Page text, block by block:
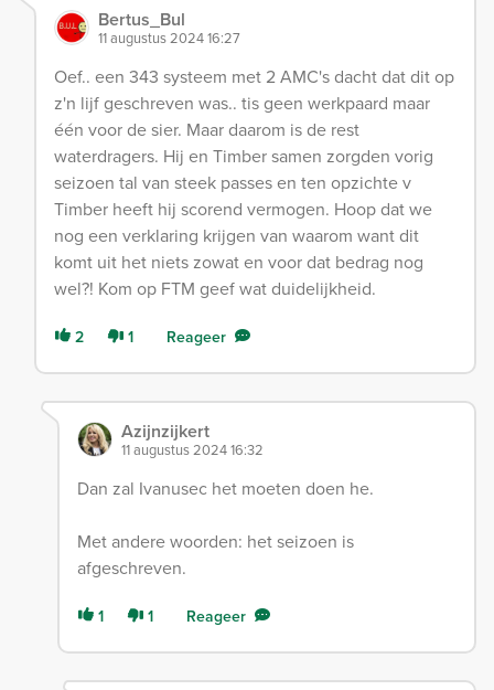
Bertus_Bul
11 augustus 2024 16:27
Oef.. een 343 systeem met 2 AMC's dacht dat dit op
z'n lijf geschreven was.. tis geen werkpaard maar
één voor de sier. Maar daarom is de rest
waterdragers. Hij en Timber samen zorgden vorig
seizoen tal van steek passes en ten opzichte v
Timber heeft hij scorend vermogen. Hoop dat we
nog een verklaring krijgen van waarom want dit
komt uit het niets zowat en voor dat bedrag nog
wel?! Kom op FTM geef wat duidelijkheid.
2 1 Reageer
Azijnzijkert
11 augustus 2024 16:32
Dan zal Ivanusec het moeten doen he.
Met andere woorden: het seizoen is
afgeschreven.
1 1 Reageer